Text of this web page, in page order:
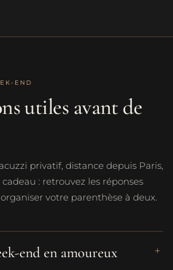
END
utiles avant de
privatif, distance depuis Paris,
: retrouvez les réponses
votre parenthèse à deux.
end en amoureux